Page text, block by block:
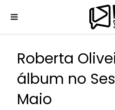
Roberta
álbum no
Maio